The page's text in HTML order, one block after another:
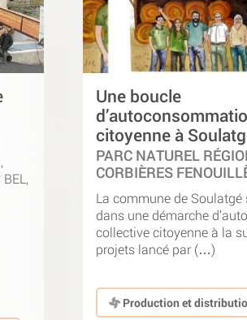
Une boucle
citoyenne à
PARC NATUREL
CORBIÈRES
La commune de Soulatgé
dans une démarche
collective citoyenne à la
projets lancé par (…)
Production et